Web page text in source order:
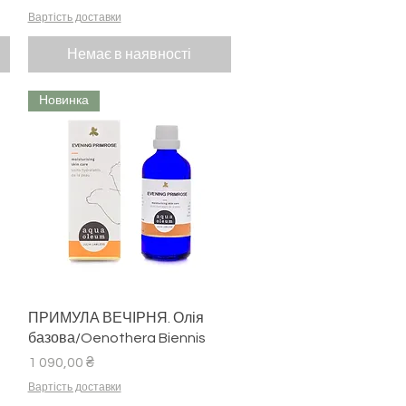
Вартість доставки
Немає в наявності
Швидкий перегляд
Новинка
ПРИМУЛА ВЕЧІРНЯ. Олія
базова/Oenothera Biennis
Ціна
1 090,00 ₴
Вартість доставки